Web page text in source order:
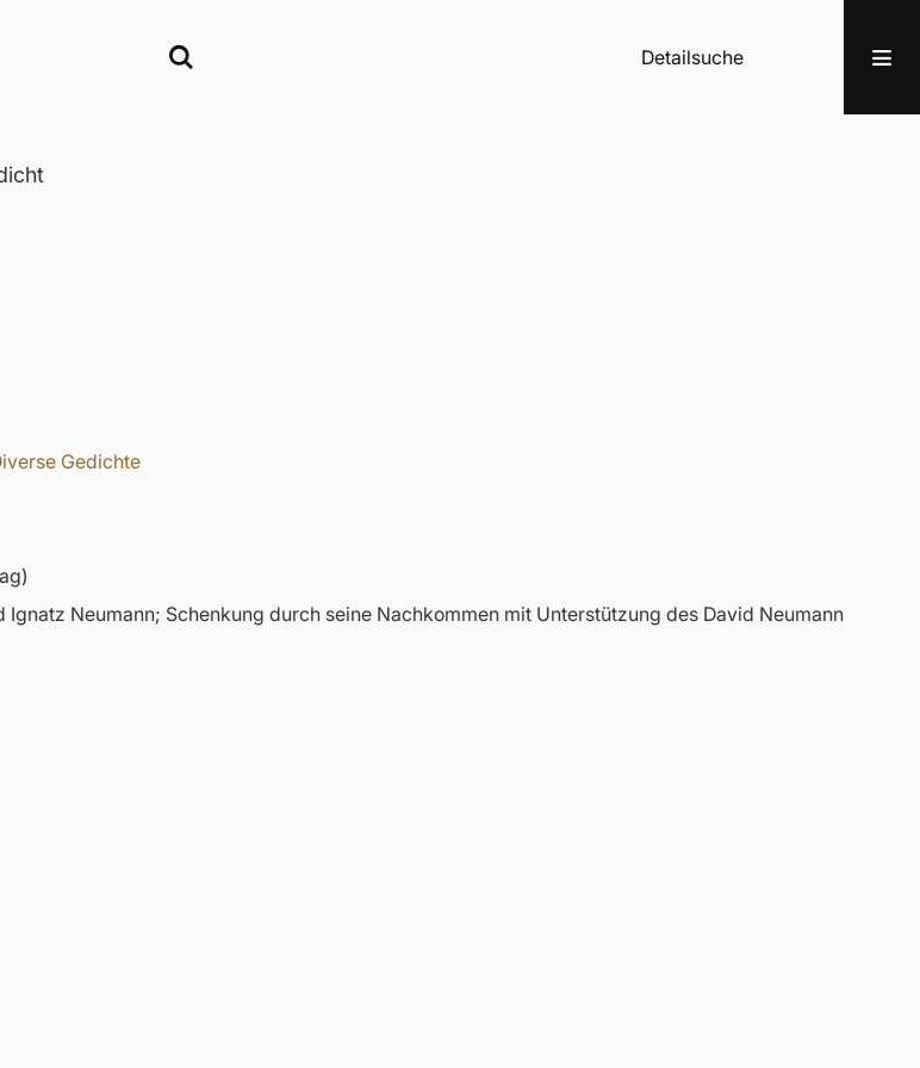
Detailsuche
Gedichte
Ignatz Neumann; Schenkung durch seine Nachkommen mit Unterstützung des David Neumann